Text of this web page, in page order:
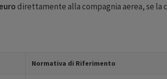
direttamente alla compagnia aerea, se la
Normativa di Riferimento